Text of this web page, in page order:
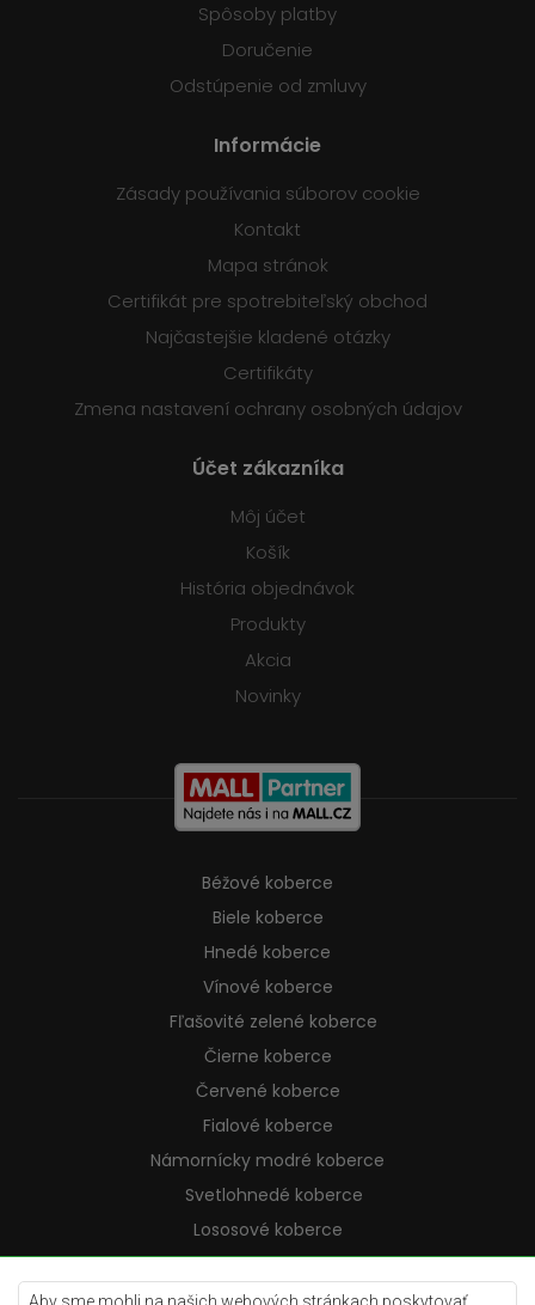
Spôsoby platby
Doručenie
Odstúpenie od zmluvy
Informácie
Zásady používania súborov cookie
Kontakt
Mapa stránok
Certifikát pre spotrebiteľský obchod
Najčastejšie kladené otázky
Certifikáty
Zmena nastavení ochrany osobných údajov
Účet zákazníka
Môj účet
Košík
História objednávok
Produkty
Akcia
Novinky
Béžové koberce
Biele koberce
Hnedé koberce
Vínové koberce
Fľašovité zelené koberce
Čierne koberce
Červené koberce
Fialové koberce
Námornícky modré koberce
Svetlohnedé koberce
Lososové koberce
Krémové koberce
Lilac koberce